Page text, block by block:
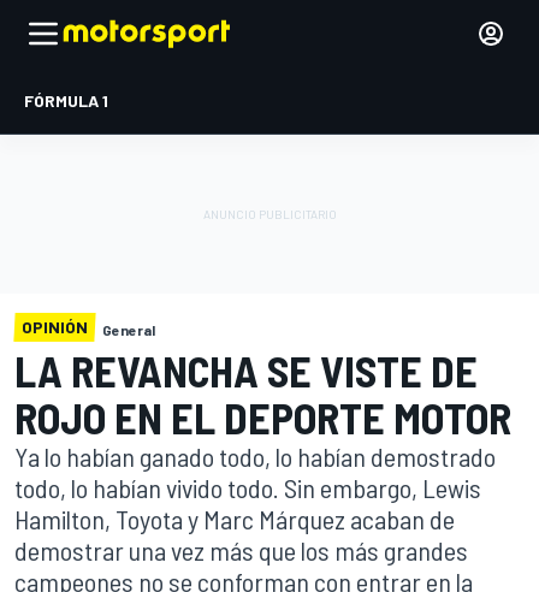
FÓRMULA 1
OPINIÓN General
LA REVANCHA SE VISTE DE
ROJO EN EL DEPORTE MOTOR
Ya lo habían ganado todo, lo habían demostrado
todo, lo habían vivido todo. Sin embargo, Lewis
Hamilton, Toyota y Marc Márquez acaban de
demostrar una vez más que los más grandes
campeones no se conforman con entrar en la